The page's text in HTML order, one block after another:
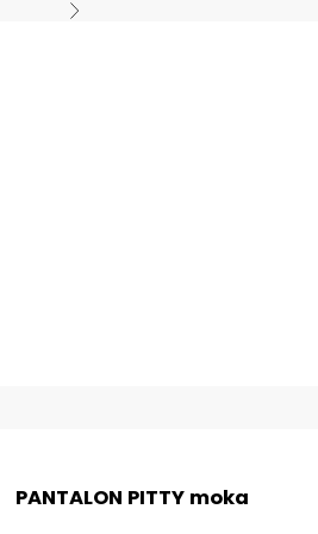
Suivant
PANTALON PITTY moka